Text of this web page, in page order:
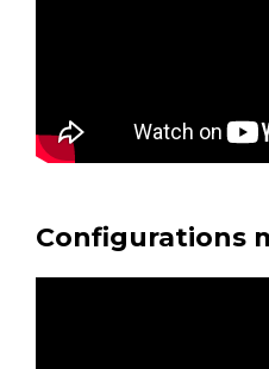
Configurations